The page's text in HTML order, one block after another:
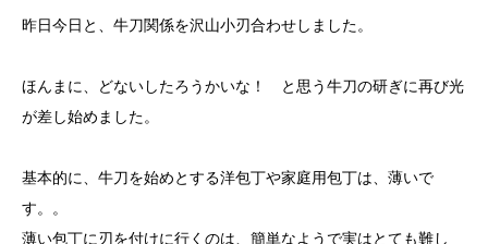
昨日今日と、牛刀関係を沢山小刃合わせしました。
ほんまに、どないしたろうかいな！ と思う牛刀の研ぎに再び光
が差し始めました。
基本的に、牛刀を始めとする洋包丁や家庭用包丁は、薄いで
す。。
薄い包丁に刃を付けに行くのは、簡単なようで実はとても難し